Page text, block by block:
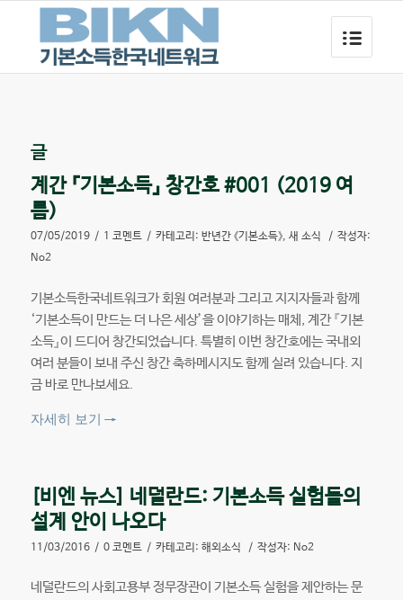
글
계간 『기본소득』 창간호 #001 (2019 여
름)
07/05/2019 / 1 코멘트 / 카테고리: 반년간 《기본소득》, 새 소식 / 작성자:
No2
기본소득한국네트워크가 회원 여러분과 그리고 지지자들과 함께
‘기본소득이 만드는 더 나은 세상’을 이야기하는 매체, 계간 『기본
소득』이 드디어 창간되었습니다. 특별히 이번 창간호에는 국내외
여러 분들이 보내 주신 창간 축하메시지도 함께 실려 있습니다. 지
금 바로 만나보세요.
자세히 보기 →
[비엔 뉴스] 네덜란드: 기본소득 실험들의
설계 안이 나오다
11/03/2016 / 0 코멘트 / 카테고리: 해외소식 / 작성자: No2
네덜란드의 사회고용부 정무장관이 기본소득 실험을 제안하는 문